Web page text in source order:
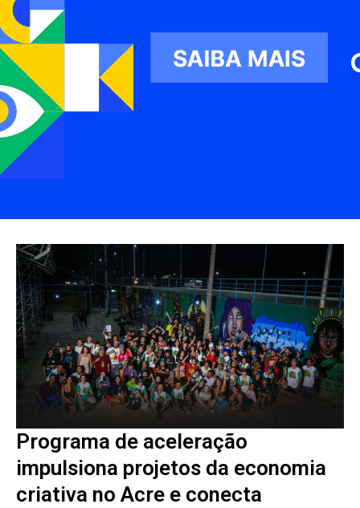
Programa de aceleração
impulsiona projetos da economia
criativa no Acre e conecta